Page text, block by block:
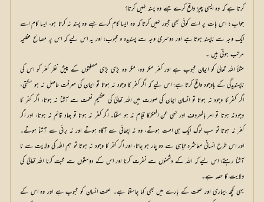
کرتا ہے کہ وہ ایسی چیز واقع کرے جسے وہ پسند نہیں کرتا؟
جواب: اس بات پر اسے کوئی بھی مجبور نہیں کرتا کہ وہ ایسا کام کرے جسے وہ پسند نہ کرتا ہو، ایسا کام اسے
ایک وجہ سے ناپسند ہوتا ہے اور دوسری وجہ سے پسندیدہ و محبوب؛ اور یہ اس لیے کہ اس پر مصالح عظیمہ
مرتب ہوتی ہیں ۔
مثلاً اللہ تعالیٰ کو ایمان محبوب ہے اور کفر مکر وہ، مگر وہ بڑی بڑی مصلحتوں کے پیش نظر کفر کو اس کی
ناپسندیدگی کے باوجود واقع کرتا ہے؛ اس لیے کہ اگر کفر کا وجود نہ ہوتا تو ایمان کی معرفت حاصل نہ ہو سکتی،
اگر کفر کا وجود نہ ہوتا تو انسان ایمان کی صورت میں اللہ تعالیٰ کی عظیم نعمت سے آشنا نہ ہوتا، اگر کفر کا
وجودنہ ہوتا تو امر بالمعروف اور نہی عن المنکرکا قیام نہ ہو سکتا۔ اگر کفر نہ ہوتا تو جہاد قائم نہ ہوتا، اور اگر
کفر نہ ہوتا تو سب لوگ ایک ہی امت ہوتے، وہ نہ اچھائی سے آگاہ ہوتے اور نہ برائی سے آشنا ہوتے۔
اور اس طرح انسانی معاشرہ تباہی سے دو چار ہو جاتا، اور اگر کفر کا وجود نہ ہوتا تو ہم اللہ کی ولایت سے نا
آشنا رہتے؛ اس لیے کہ اللہ کے دشمنوں سے نفرت کرنا اور اس کے دوستوں سے محبت کرنا اللہ تعالیٰ کی
ولایت کا حصہ ہے۔
یہی کچھ بیماری اور صحت کے بارے میں بھی کہا جاسکتا ہے۔ صحت انسان کو محبوب ہے اور وہ اس کے